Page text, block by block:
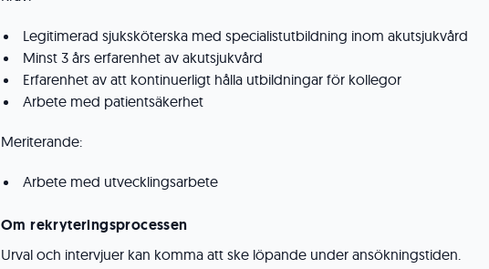
Legitimerad sjuksköterska med specialistutbildning inom akutsjukvård
Minst 3 års erfarenhet av akutsjukvård
Erfarenhet av att kontinuerligt hålla utbildningar för kollegor
Arbete med patientsäkerhet
Meriterande:
Arbete med utvecklingsarbete
Om rekryteringsprocessen
Urval och intervjuer kan komma att ske löpande under ansökningstiden.